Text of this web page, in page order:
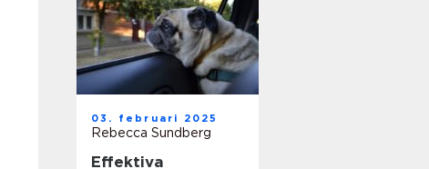
03. februari 2025
Rebecca Sundberg
Effektiva